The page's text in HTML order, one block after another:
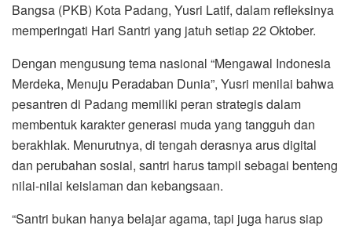
Bangsa (PKB) Kota Padang, Yusri Latif, dalam refleksinya
memperingati Hari Santri yang jatuh setiap 22 Oktober.
Dengan mengusung tema nasional “Mengawal Indonesia
Merdeka, Menuju Peradaban Dunia”, Yusri menilai bahwa
pesantren di Padang memiliki peran strategis dalam
membentuk karakter generasi muda yang tangguh dan
berakhlak. Menurutnya, di tengah derasnya arus digital
dan perubahan sosial, santri harus tampil sebagai benteng
nilai-nilai keislaman dan kebangsaan.
“Santri bukan hanya belajar agama, tapi juga harus siap